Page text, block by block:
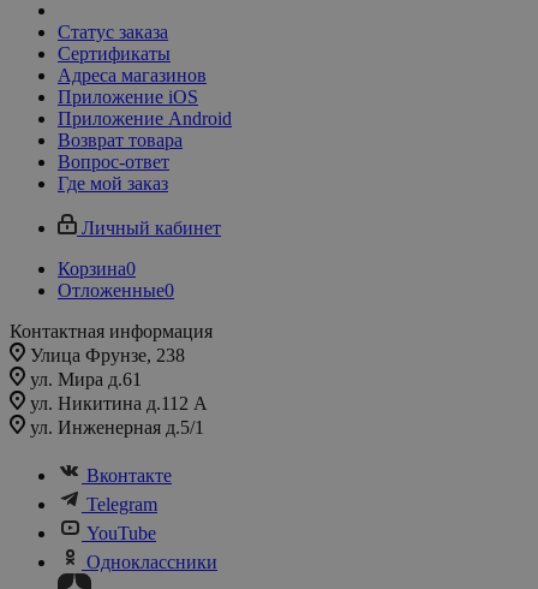
Статус заказа
Сертификаты
Адреса магазинов
Приложение iOS
Приложение Android
Возврат товара
Вопрос-ответ
Где мой заказ
Личный кабинет
Корзина0
Отложенные0
Контактная информация
Улица Фрунзе, 238​
ул. Мира д.61
ул. Никитина д.112 А
ул. Инженерная д.5/1
Вконтакте
Telegram
YouTube
Одноклассники